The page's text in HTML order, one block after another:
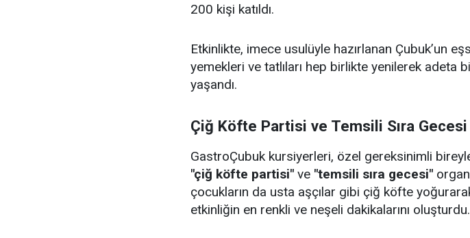
200 kişi katıldı.
Etkinlikte, imece usulüyle hazırlanan Çubuk’un
yemekleri ve tatlıları hep birlikte yenilerek adeta
yaşandı.
Çiğ Köfte Partisi ve Temsili Sıra
GastroÇubuk kursiyerleri, özel gereksinimli
"çiğ köfte partisi" ve "temsili sıra gecesi"
çocukların da usta aşçılar gibi çiğ köfte
etkinliğin en renkli ve neşeli dakikalarını oluşturdu.